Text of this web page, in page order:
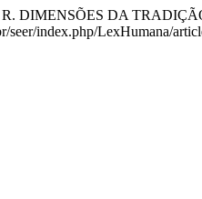
DIMENSÕES DA
index.php/LexHumana/